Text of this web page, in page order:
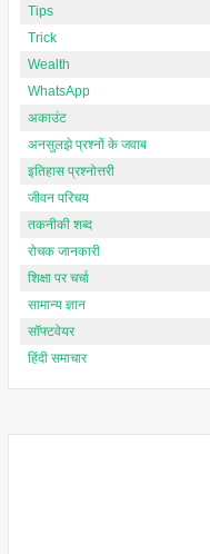
Tips
Trick
Wealth
WhatsApp
अकाउंट
अनसुलझे प्रश्नों के जवाब
इतिहास प्रश्नोत्तरी
जीवन परिचय
तकनीकी शब्द
रोचक जानकारी
शिक्षा पर चर्चा
सामान्य ज्ञान
सॉफ्टवेयर
हिंदी समाचार